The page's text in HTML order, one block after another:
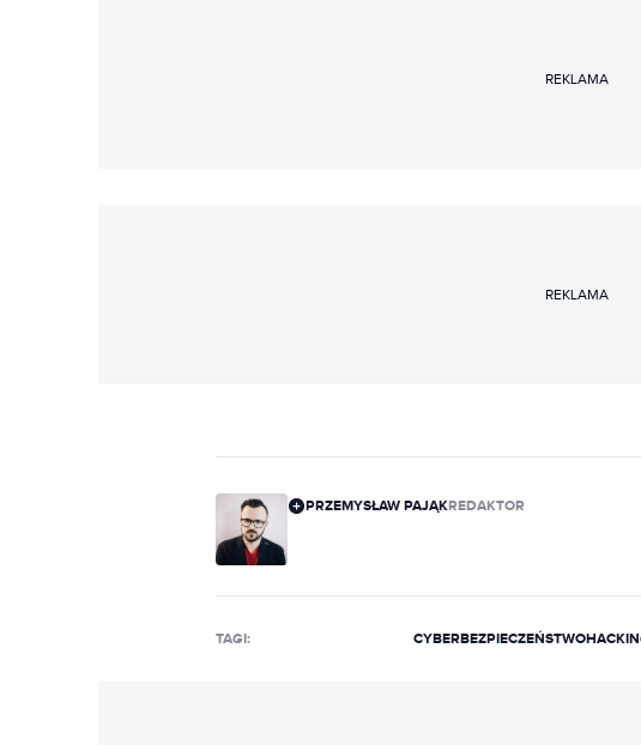
REKLAMA
REKLAMA
PRZEMYSŁAW PAJĄKREDAKTOR
TAGI: CYBERBEZPIECZEŃSTWO